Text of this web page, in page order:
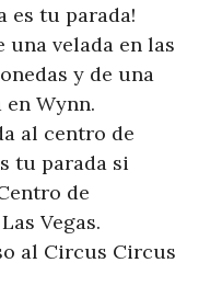
es tu parada!
una velada en las
y de una
Wynn.
al centro de
tu parada si
de
Vegas.
al Circus Circus